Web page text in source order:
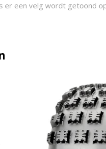
er een velg wordt getoond